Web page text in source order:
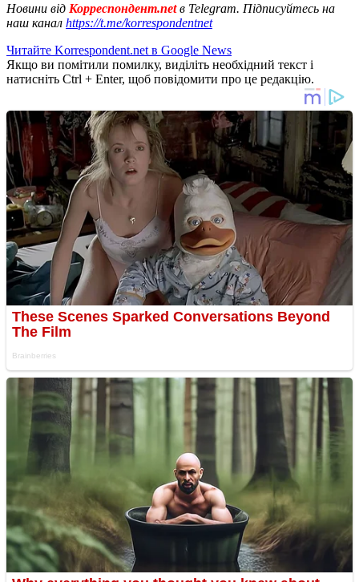
Новини від Корреспондент.netв Telegram. Підписуйтесь на
наш канал https://t.me/korrespondentnet
Читайте Korrespondent.net в Google News
Якщо ви помітили помилку, виділіть необхідний текст і
натисніть Ctrl + Enter, щоб повідомити про це редакцію.